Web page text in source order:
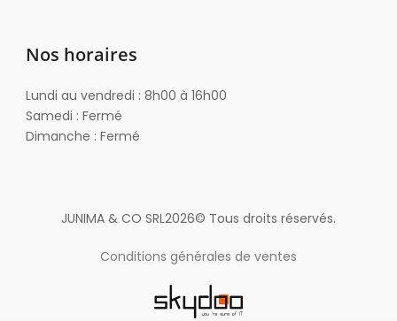
Nos horaires
Lundi au vendredi : 8h00 à 16h00
Samedi : Fermé
Dimanche : Fermé
JUNIMA & CO SRL2026© Tous droits réservés.
Conditions générales de ventes